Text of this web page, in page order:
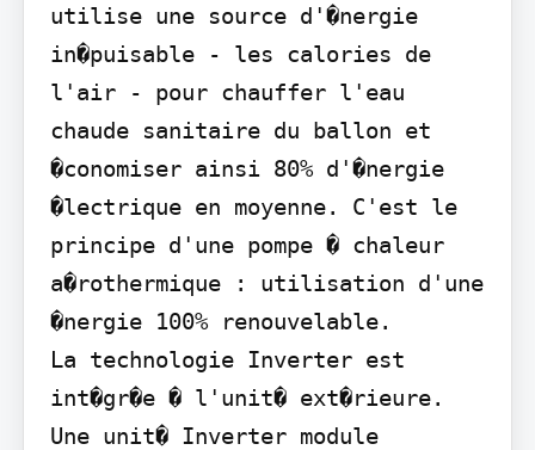
utilise une source d'�nergie
in�puisable - les calories de
l'air - pour chauffer l'eau
chaude sanitaire du ballon et
�conomiser ainsi 80% d'�nergie
�lectrique en moyenne. C'est le
principe d'une pompe � chaleur
a�rothermique : utilisation d'une
�nergie 100% renouvelable.
La technologie Inverter est
int�gr�e � l'unit� ext�rieure.
Une unit� Inverter module